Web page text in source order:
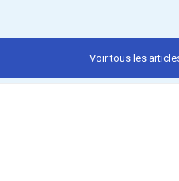
Voir tous les